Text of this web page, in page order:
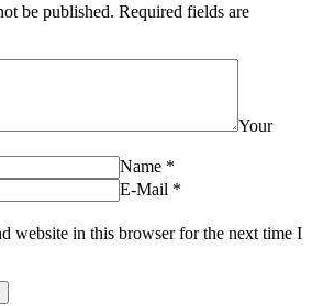
be published. Required fields are
Your
Name *
E-Mail *
website in this browser for the next time I